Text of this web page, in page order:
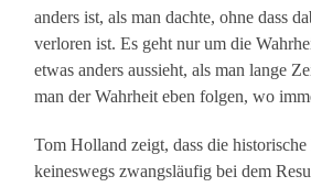
anders ist, als man dachte, ohne dass
verloren ist. Es geht nur um die
etwas anders aussieht, als man lange
man der Wahrheit eben folgen, wo
Tom Holland zeigt, dass die
keineswegs zwangsläufig bei dem